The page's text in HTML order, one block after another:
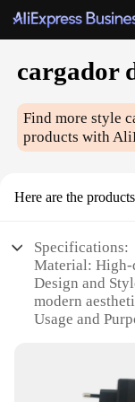
cargador
Find more style
products with
Here are the
Specifications:
Material:
Design and
modern
Usage and
Performance
Parts and